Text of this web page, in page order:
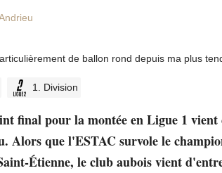
de ballon rond depuis ma plus
1. Division
final pour la montée en Ligue 1
Alors que l'ESTAC survole le
Étienne, le club aubois vient